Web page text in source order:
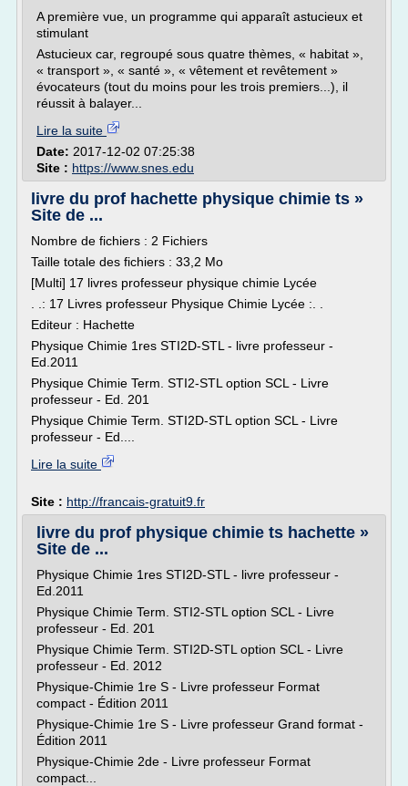
A première vue, un programme qui apparaît astucieux et
stimulant
Astucieux car, regroupé sous quatre thèmes, « habitat »,
« transport », « santé », « vêtement et revêtement »
évocateurs (tout du moins pour les trois premiers...), il
réussit à balayer...
Lire la suite
Date: 2017-12-02 07:25:38
Site : https://www.snes.edu
livre du prof hachette physique chimie ts »
Site de ...
Nombre de fichiers : 2 Fichiers
Taille totale des fichiers : 33,2 Mo
[Multi] 17 livres professeur physique chimie Lycée
. .: 17 Livres professeur Physique Chimie Lycée :. .
Editeur : Hachette
Physique Chimie 1res STI2D-STL - livre professeur -
Ed.2011
Physique Chimie Term. STI2-STL option SCL - Livre
professeur - Ed. 201
Physique Chimie Term. STI2D-STL option SCL - Livre
professeur - Ed....
Lire la suite
Site : http://francais-gratuit9.fr
livre du prof physique chimie ts hachette »
Site de ...
Physique Chimie 1res STI2D-STL - livre professeur -
Ed.2011
Physique Chimie Term. STI2-STL option SCL - Livre
professeur - Ed. 201
Physique Chimie Term. STI2D-STL option SCL - Livre
professeur - Ed. 2012
Physique-Chimie 1re S - Livre professeur Format
compact - Édition 2011
Physique-Chimie 1re S - Livre professeur Grand format -
Édition 2011
Physique-Chimie 2de - Livre professeur Format
compact...